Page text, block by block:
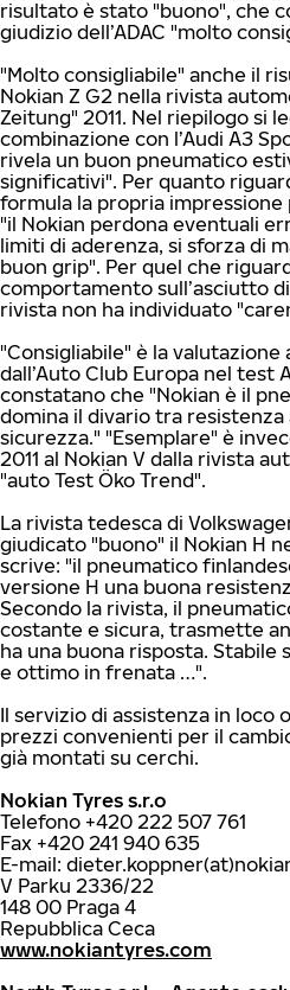
risultato è stato "buono", che
giudizio dell’ADAC "molto
"Molto consigliabile" anche il
Nokian Z G2 nella rivista
Zeitung" 2011. Nel riepilogo si
combinazione con l’Audi A3
rivela un buon pneumatico
significativi". Per quanto
formula la propria
"il Nokian perdona eventuali
limiti di aderenza, si sforza di
buon grip". Per quel che
comportamento sull’asciutto
rivista non ha individuato
"Consigliabile" è la
dall’Auto Club Europa nel test
constatano che "Nokian è il
domina il divario tra
sicurezza." "Esemplare" è
2011 al Nokian V dalla rivista
"auto Test Öko Trend".
La rivista tedesca di
giudicato "buono" il Nokian H
scrive: "il pneumatico
versione H una buona
Secondo la rivista, il
costante e sicura, trasmette
ha una buona risposta.
e ottimo in frenata …".
Il servizio di assistenza in loco
prezzi convenienti per il
già montati su cerchi.
Nokian Tyres s.r.o
Telefono +420 222 507 761
Fax +420 241 940 635
E-mail:
V Parku 2336/22
148 00 Praga 4
Repubblica Ceca
www.nokiantyres.com